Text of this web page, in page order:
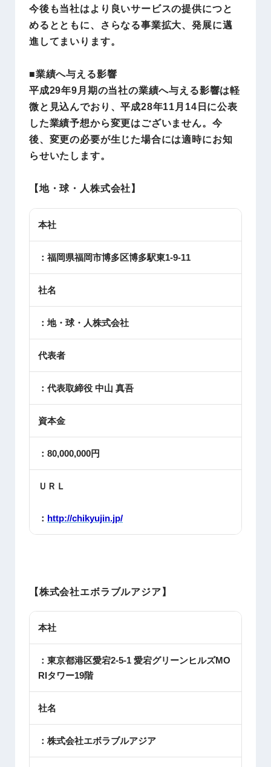
今後も当社はより良いサービスの提供につと
めるとともに、さらなる事業拡大、発展に邁
進してまいります。
■業績へ与える影響
平成29年9月期の当社の業績へ与える影響は軽
微と見込んでおり、平成28年11月14日に公表
した業績予想から変更はございません。今
後、変更の必要が生じた場合には適時にお知
らせいたします。
【地・球・人株式会社】
本社
：福岡県福岡市博多区博多駅東1-9-11
社名
：地・球・人株式会社
代表者
：代表取締役 中山 真吾
資本金
：80,000,000円
ＵＲＬ
： http://chikyujin.jp/
【株式会社エボラブルアジア】
本社
：東京都港区愛宕2-5-1 愛宕グリーンヒルズMO
RIタワー19階
社名
：株式会社エボラブルアジア